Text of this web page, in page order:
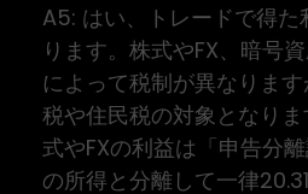
A5: はい、トレードで得
ります。株式やFX、暗号
によって税制が異なりま
税や住民税の対象となり
式やFXの利益は「申告分
の所得と分離して一律